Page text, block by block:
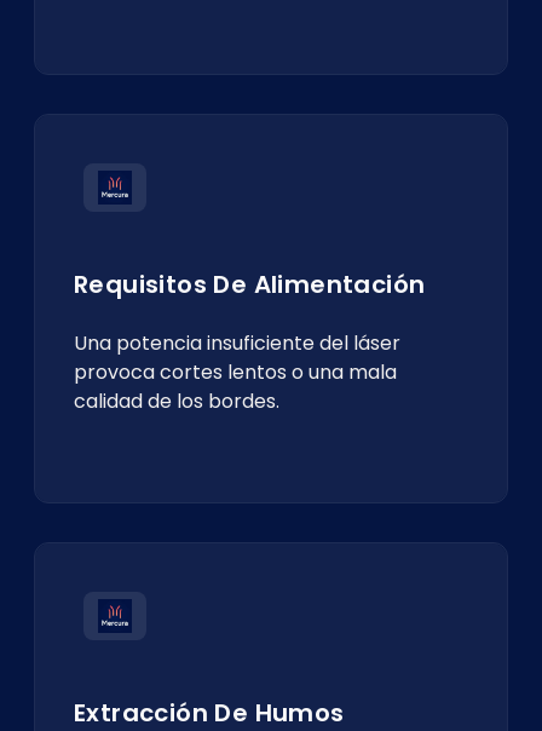
Requisitos De Alimentación
Una potencia insuficiente del láser
provoca cortes lentos o una mala
calidad de los bordes.
Extracción De Humos